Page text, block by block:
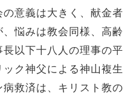
意義は大きく、献金者
悩みは教会同様、高齢
以下十八人の理事の平
ク神父による神山複生
救済は、キリスト教の